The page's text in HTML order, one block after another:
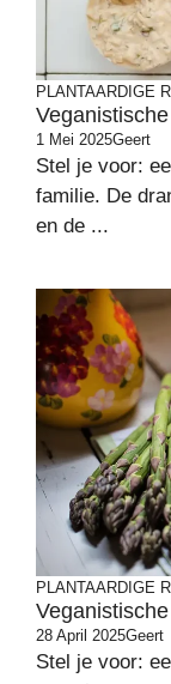
PLANTAARDIGE
1 Mei 2025Geert
Stel je voor:
familie. De
en de ...
PLANTAARDIGE
28 April 2025Geert
Stel je voor: